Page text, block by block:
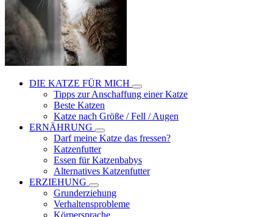
DIE KATZE FÜR MICH
Tipps zur Anschaffung einer Katze
Beste Katzen
Katze nach Größe / Fell / Augen
ERNÄHRUNG
Darf meine Katze das fressen?
Katzenfutter
Essen für Katzenbabys
Alternatives Katzenfutter
ERZIEHUNG
Grunderziehung
Verhaltensprobleme
Körpersprache